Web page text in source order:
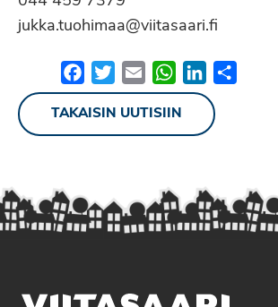
jukka.tuohimaa@viitasaari.fi
FacebookTwitterEmail WhatsApp
LinkedIn
TAKAISIN UUTISIIN